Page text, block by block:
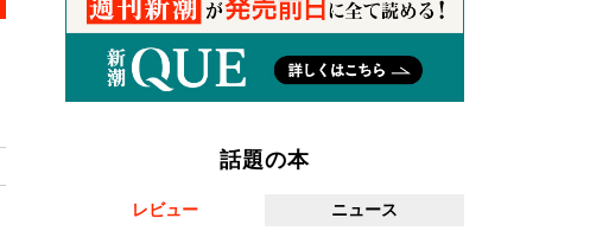
話題の本
レビュー ニュース